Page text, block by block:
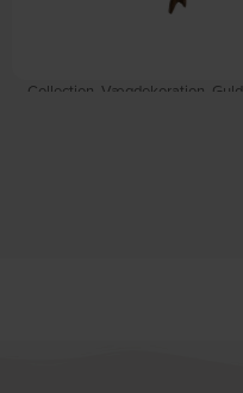
Collection, Vægdekoration, Guld,